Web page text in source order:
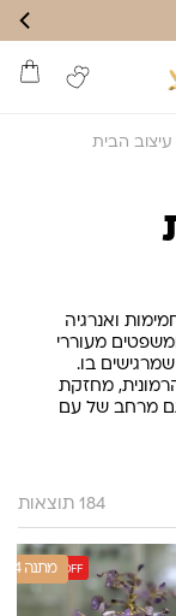
הבית
ואנרגיה
מעוררי
בו.
מחזקת
מרחב של עם
184 תוצאות
12% OFF 1+4 מתנה